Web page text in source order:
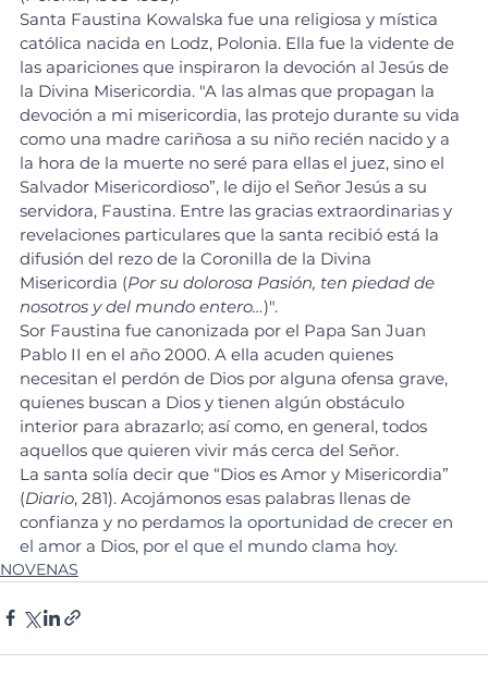
Santa Faustina Kowalska fue una religiosa y mística
católica nacida en Lodz, Polonia. Ella fue la vidente de
las apariciones que inspiraron la devoción al Jesús de
la Divina Misericordia. "A las almas que propagan la
devoción a mi misericordia, las protejo durante su vida
como una madre cariñosa a su niño recién nacido y a
la hora de la muerte no seré para ellas el juez, sino el
Salvador Misericordioso”, le dijo el Señor Jesús a su
servidora, Faustina. Entre las gracias extraordinarias y
revelaciones particulares que la santa recibió está la
difusión del rezo de la Coronilla de la Divina
Misericordia (Por su dolorosa Pasión, ten piedad de
nosotros y del mundo entero…)".
Sor Faustina fue canonizada por el Papa San Juan
Pablo II en el año 2000. A ella acuden quienes
necesitan el perdón de Dios por alguna ofensa grave,
quienes buscan a Dios y tienen algún obstáculo
interior para abrazarlo; así como, en general, todos
aquellos que quieren vivir más cerca del Señor.
La santa solía decir que “Dios es Amor y Misericordia”
(Diario, 281). Acojámonos esas palabras llenas de
confianza y no perdamos la oportunidad de crecer en
el amor a Dios, por el que el mundo clama hoy.
NOVENAS